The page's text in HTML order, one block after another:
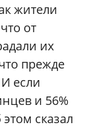
жители
от
их
прежде
если
и 56%
сказал